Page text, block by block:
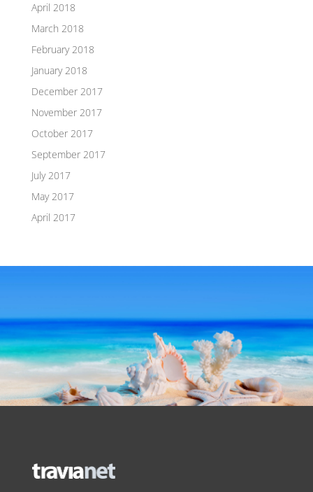
April 2018
March 2018
February 2018
January 2018
December 2017
November 2017
October 2017
September 2017
July 2017
May 2017
April 2017